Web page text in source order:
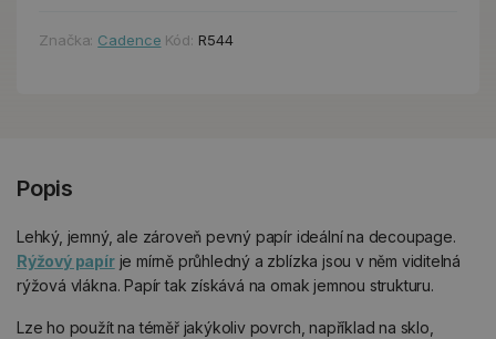
Značka: Cadence Kód: R544
Popis
Lehký, jemný, ale zároveň pevný papír ideální na decoupage.
Rýžový papírje mírně průhledný a zblízka jsou v něm viditelná
rýžová vlákna. Papír tak získává na omak jemnou strukturu.
Lze ho použít na téměř jakýkoliv povrch, například na sklo,